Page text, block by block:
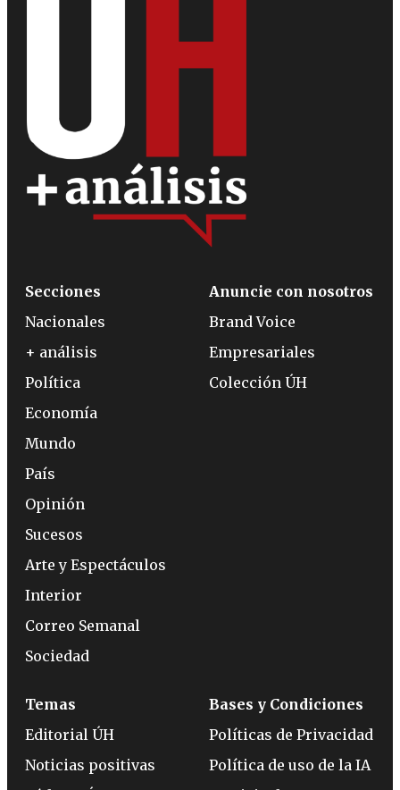
Secciones
Nacionales
+ análisis
Política
Economía
Mundo
País
Opinión
Sucesos
Arte y Espectáculos
Interior
Correo Semanal
Sociedad
Anuncie con nosotros
Brand Voice
Empresariales
Colección ÚH
Temas
Editorial ÚH
Noticias positivas
Bases y Condiciones
Políticas de Privacidad
Política de uso de la IA